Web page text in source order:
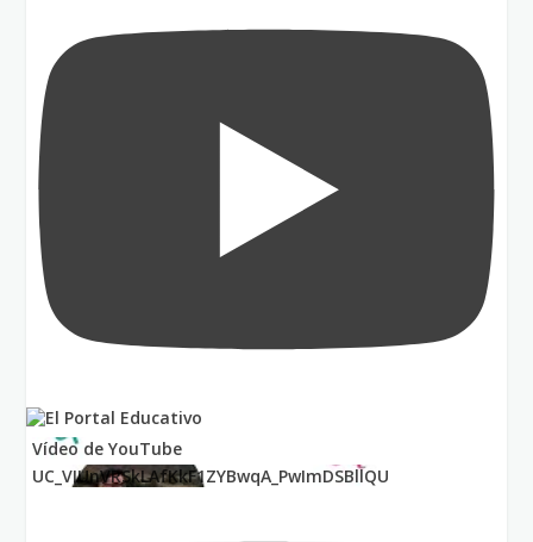
Vídeo de YouTube
UC_VIUnVRSkLAfKkF1ZYBwqA_PwImDSBllQU